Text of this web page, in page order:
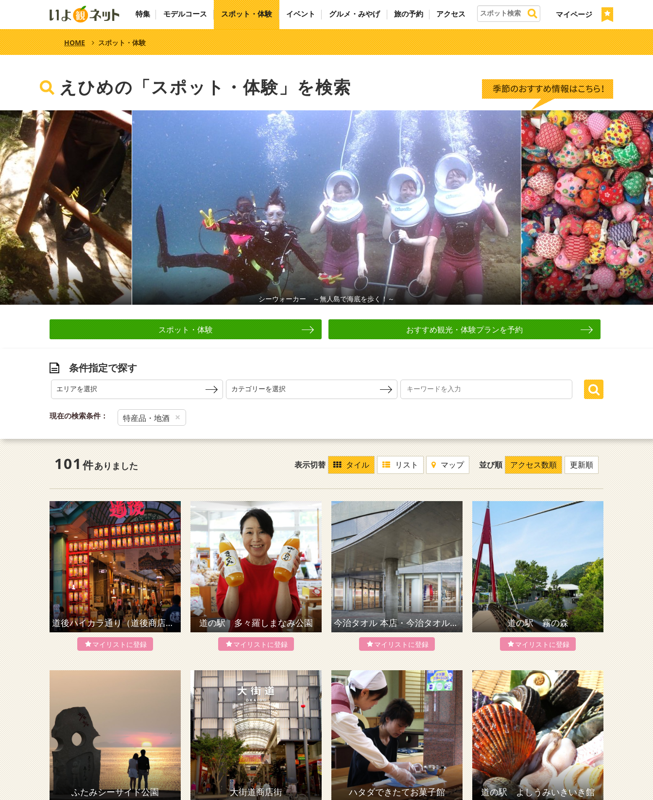
マイページ
特集 モデルコース スポット・体験 イベント グルメ・みやげ 旅の予約 アクセス
HOME スポット・体験
えひめの「スポット・体験」を検索
得なチケット 四国カルスト
スポット・体験 おすすめ観光・体験プランを予約
条件指定で探す
エリアを選択 カテゴリーを選択
現在の検索条件： 特産品・地酒 ×
101件ありました 表示切替 タイル リスト マップ 並び順 アクセス数順 更新順
道後ハイカラ通り（道後商店街） 道の駅 多々羅しまなみ公園 今治タオル 本店・今治タオルLAB（テクスポート今治） 道の駅 霧の森
ふたみシーサイド公園 大街道商店街 ハタダできたてお菓子館 道の駅 よしうみいきいき館